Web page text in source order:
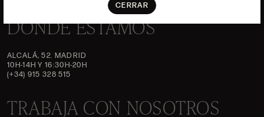
CERRAR
DÓNDE ESTAMOS
ALCALÁ, 52. MADRID
10H-14H Y 16:30H-20H
(+34) 915 328 515
TRABAJA CON NOSOTROS